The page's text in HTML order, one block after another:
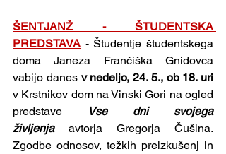
ŠENTJANŽ - ŠTUDENTSKA
PREDSTAVA - Študentje študentskega
doma Janeza Frančiška Gnidovca
vabijo danes
v Krstnikov dom na Vinski Gori na ogled
predstave
Vse dni svojega
življenja avtorja Gregorja Čušina.
Zgodbe odnosov, težkih preizkušenj in